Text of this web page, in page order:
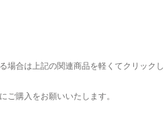
場合は上記の関連商品を軽くてクリックし
ご購入をお願いいたします。